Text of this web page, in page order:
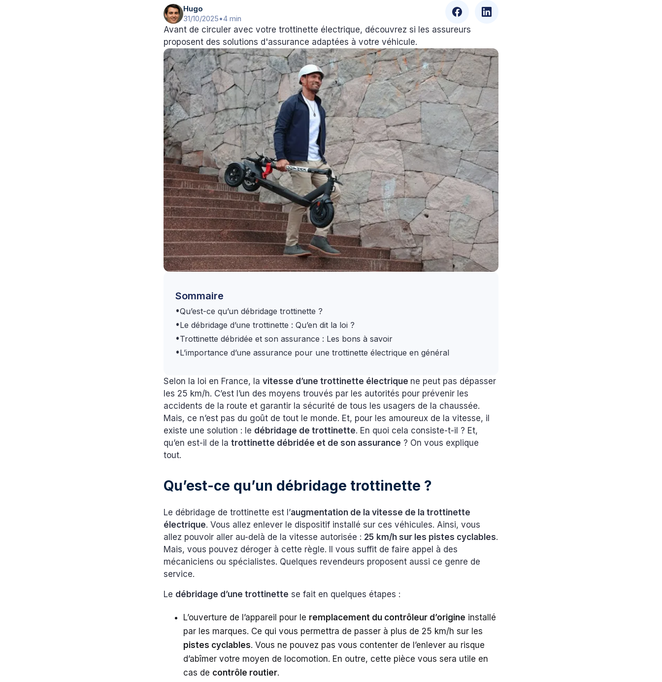
Hugo
31/10/2025•4 min
Avant de circuler avec votre trottinette électrique, découvrez si les assureurs
proposent des solutions d'assurance adaptées à votre véhicule.
Sommaire
•Qu’est-ce qu’un débridage trottinette ?
•Le débridage d’une trottinette : Qu’en dit la loi ?
•Trottinette débridée et son assurance : Les bons à savoir
•L’importance d’une assurance pour une trottinette électrique en général
Selon la loi en France, lavitesse d’une trottinette électrique ne peut pas dépasser
les 25 km/h. C’est l’un des moyens trouvés par les autorités pour prévenir les
accidents de la route et garantir la sécurité de tous les usagers de la chaussée.
Mais, ce n’est pas du goût de tout le monde. Et, pour les amoureux de la vitesse, il
existe une solution : le débridage de trottinette. En quoi cela consiste-t-il ? Et,
qu’en est-il de latrottinette débridée et de son assurance ? On vous explique
tout.
Qu’est-ce qu’un débridage trottinette ?
Le débridage de trottinette est l’augmentation de la vitesse de la trottinette
électrique. Vous allez enlever le dispositif installé sur ces véhicules. Ainsi, vous
allez pouvoir aller au-delà de la vitesse autorisée : 25 km/h sur les pistes cyclables.
Mais, vous pouvez déroger à cette règle. Il vous suffit de faire appel à des
mécaniciens ou spécialistes. Quelques revendeurs proposent aussi ce genre de
service.
Le débridage d’une trottinette se fait en quelques étapes :
L’ouverture de l’appareil pour le remplacement du contrôleur d’origine installé
par les marques. Ce qui vous permettra de passer à plus de 25 km/h sur les
pistes cyclables. Vous ne pouvez pas vous contenter de l’enlever au risque
d’abîmer votre moyen de locomotion. En outre, cette pièce vous sera utile en
cas de contrôle routier.